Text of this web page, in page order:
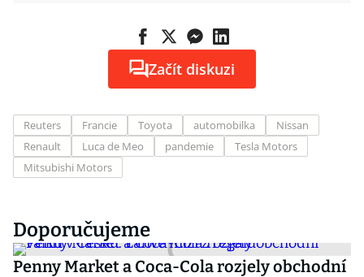
Začít diskuzi
Reuters Francie Toyota automobilka
Nissan
Renault
Luca de Meo pandemie
Tesla Motors
Mitsubishi Motors
Doporučujeme
Penny Market a Coca-Cola rozjely obchodní